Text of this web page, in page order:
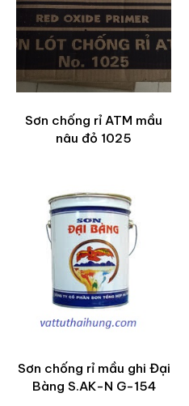
Sơn chống rỉ ATM mầu
nâu đỏ 1025
Sơn chống rỉ mầu ghi Đại
Bàng S.AK-N G-154